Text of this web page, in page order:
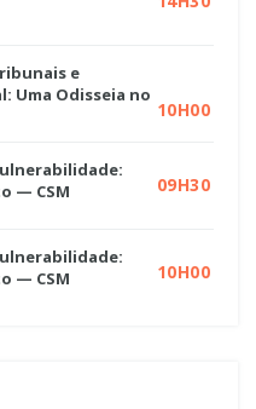
e
Uma Odisseia no
10H00
— CSM
09H30
— CSM
10H00